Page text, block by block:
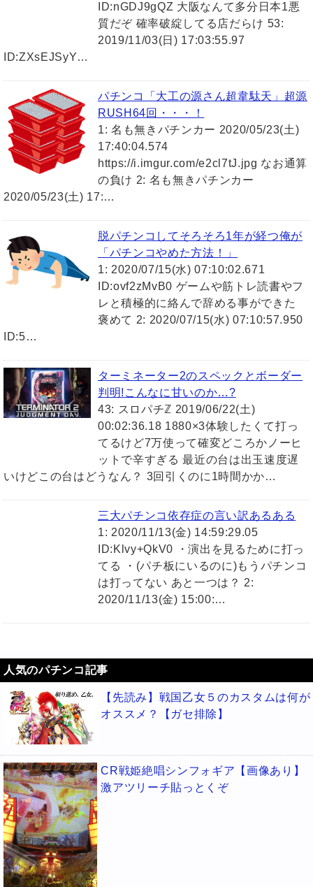
ID:nGDJ9gQZ 大阪なんて多分日本1悪
質だぞ 確率破綻してる店だらけ 53:
2019/11/03(日) 17:03:55.97
ID:ZXsEJSyY…
パチンコ「大工の源さん超韋駄天」超源
RUSH64回・・・！
1: 名も無きパチンカー 2020/05/23(土)
17:40:04.574
https://i.imgur.com/e2cl7tJ.jpg なお通算
の負け 2: 名も無きパチンカー
2020/05/23(土) 17:…
脱パチンコしてそろそろ1年が経つ俺が
「パチンコやめた方法！」
1: 2020/07/15(水) 07:10:02.671
ID:ovf2zMvB0 ゲームや筋トレ読書やフ
レと積極的に絡んで辞める事ができた
褒めて 2: 2020/07/15(水) 07:10:57.950
ID:5…
ターミネーター2のスペックとボーダー
判明!こんなに甘いのか…?
43: スロパチℤ 2019/06/22(土)
00:02:36.18 1880×3体験したくて打っ
てるけど7万使って確変どころかノーヒ
ットで辛すぎる 最近の台は出玉速度遅
いけどこの台はどうなん？ 3回引くのに1時間かか…
三大パチンコ依存症の言い訳あるある
1: 2020/11/13(金) 14:59:29.05
ID:Klvy+QkV0 ・演出を見るために打っ
てる ・(パチ板にいるのに)もうパチンコ
は打ってない あと一つは？ 2:
2020/11/13(金) 15:00:…
人気のパチンコ記事
【先読み】戦国乙女５のカスタムは何が
オススメ？【ガセ排除】
CR戦姫絶唱シンフォギア【画像あり】
激アツリーチ貼っとくぞ